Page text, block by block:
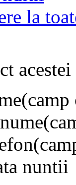
la
nuntii